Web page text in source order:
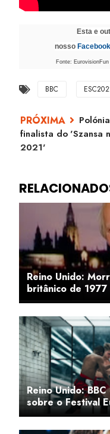
Esta e
nosso Facebook
Fonte:
BBC
finalista do 'Szansa
2021'
Reino Unido:
britânico de
Reino Unido:
sobre o Festival